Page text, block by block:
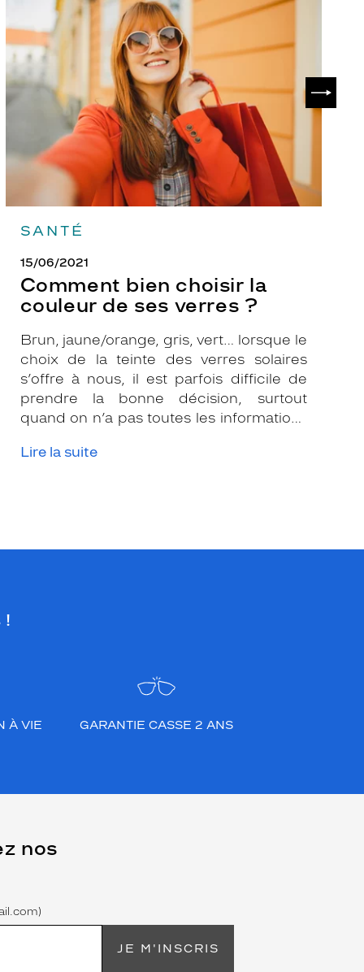
SANTÉ
15/06/2021
Comment bien choisir la
couleur de ses verres ?
Brun, jaune/orange, gris, vert… lorsque le
choix de la teinte des verres solaires
s’offre à nous, il est parfois difficile de
prendre la bonne décision, surtout
quand on n’a pas toutes les informations
pour vous conseiller et apporter leur
Lire la suite
choisir
la
couleur
de
verres
!
À VIE GARANTIE CASSE 2 ANS
nos
JE M'INSCRIS